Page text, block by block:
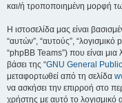
και/ή τροποποιημένη μορφή
Η ιστοσελίδα μας είναι
“αυτών”, “αυτούς”,
“phpBB Teams”) που είναι
βάσει της “GNU General
μεταφορτωθεί από τη σελίδα
να ασκήσει την επιρροή στο
χρήστης με αυτό το